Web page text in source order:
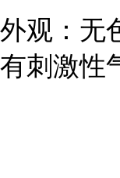
外观：无
有刺激性